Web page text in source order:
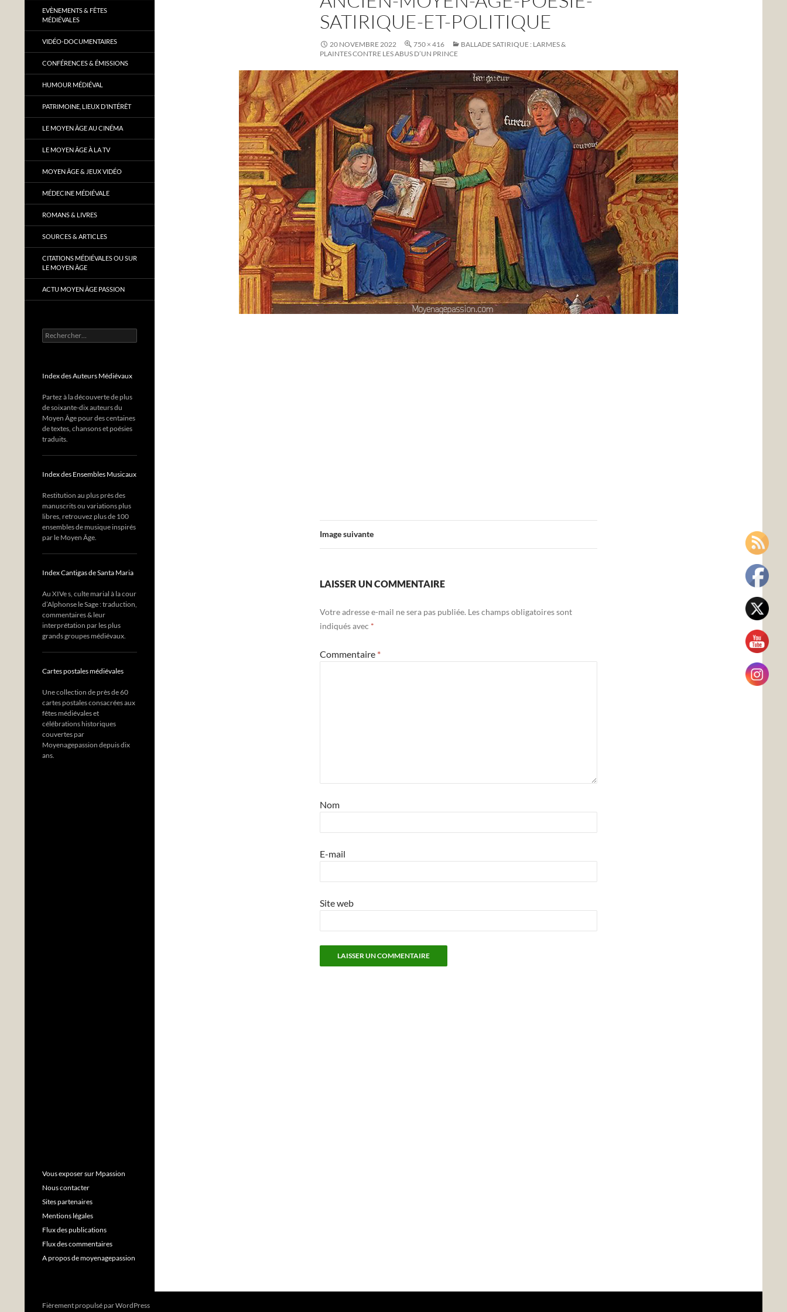
SATIRIQUE-ET-POLITIQUE
20 NOVEMBRE 2022 750 × 416
BALLADE SATIRIQUE : LARMES &
PLAINTES CONTRE LES ABUS D’UN PRINCE
Image suivante
LAISSER UN COMMENTAIRE
Votre adresse e-mail ne sera pas publiée. Les champs obligatoires sont
indiqués avec *
Commentaire *
Nom
E-mail
Site web
EVÈNEMENTS & FÊTES
MÉDIÉVALES
VIDÉO-DOCUMENTAIRES
CONFÉRENCES & ÉMISSIONS
HUMOUR MÉDIÉVAL
PATRIMOINE, LIEUX D’INTÉRÊT
LE MOYEN ÂGE AU CINÉMA
LE MOYEN ÂGE À LA TV
MOYEN ÂGE & JEUX VIDÉO
MÉDECINE MÉDIÉVALE
ROMANS & LIVRES
SOURCES & ARTICLES
CITATIONS MÉDIÉVALES OU SUR
LE MOYEN ÂGE
ACTU MOYEN ÂGE PASSION
Rechercher :
Index des Auteurs Médiévaux
Partez à la découverte de plus
de soixante-dix auteurs du
Moyen Âge pour des centaines
de textes, chansons et poésies
traduits.
Index des Ensembles Musicaux
Restitution au plus près des
manuscrits ou variations plus
libres, retrouvez plus de 100
ensembles de musique inspirés
par le Moyen Âge.
Index Cantigas de Santa Maria
Au XIVe s, culte marial à la cour
d’Alphonse le Sage : traduction,
commentaires & leur
interprétation par les plus
grands groupes médiévaux.
Cartes postales médiévales
Une collection de près de 60
cartes postales consacrées aux
fêtes médiévales et
célébrations historiques
couvertes par
Moyenagepassion depuis dix
ans.
Vous exposer sur Mpassion
Nous contacter
Sites partenaires
Mentions légales
Flux des publications
Flux des commentaires
A propos de moyenagepassion
Fièrement propulsé par WordPress